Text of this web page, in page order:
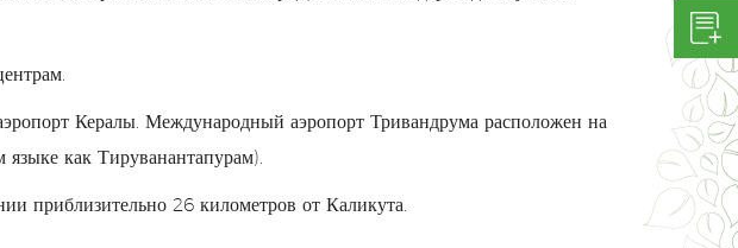
Кералы. Международный аэропорт Тривандрума расположен на
языке как Тируванантапурам).
приблизительно 26 километров от Каликута.